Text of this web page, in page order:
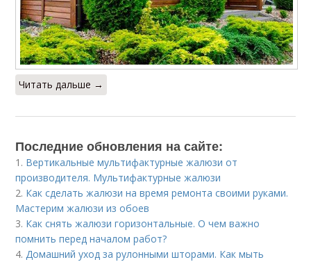
Читать дальше →
Последние обновления на сайте:
1. Вертикальные мультифактурные жалюзи от
производителя. Мультифактурные жалюзи
2. Как сделать жалюзи на время ремонта своими руками.
Мастерим жалюзи из обоев
3. Как снять жалюзи горизонтальные. О чем важно
помнить перед началом работ?
4.Домашний уход за рулонными шторами. Как мыть